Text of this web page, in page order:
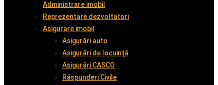
Administrare imobil
Reprezentare dezvoltatori
Asigurare imobil
Asigurări auto
Asigurări de locuință
Asigurări CASCO
Răspunderi Civile